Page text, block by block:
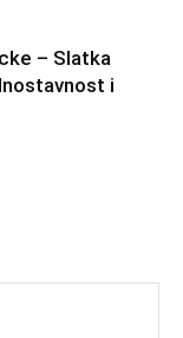
– Slatka
i